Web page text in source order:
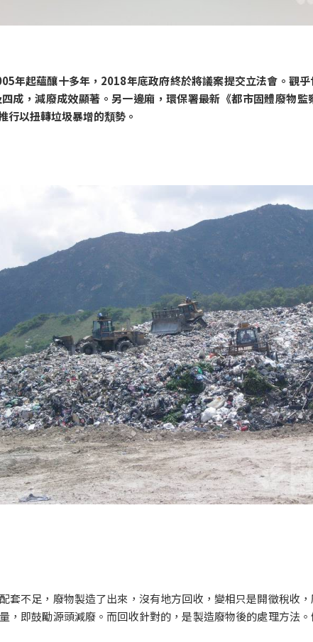
年起蘊釀十多年，2018年底政府終於將議案提交立法會。觀
成，減廢成效顯著。另一邊廂，環保署最新《都市固體廢物
行以扭轉垃圾暴增的頽勢。
套不足，廢物製造了出來，沒有地方回收，變相只是開徵稅收
，即鼓勵源頭減廢。而回收針對的，是製造廢物後的處理方法